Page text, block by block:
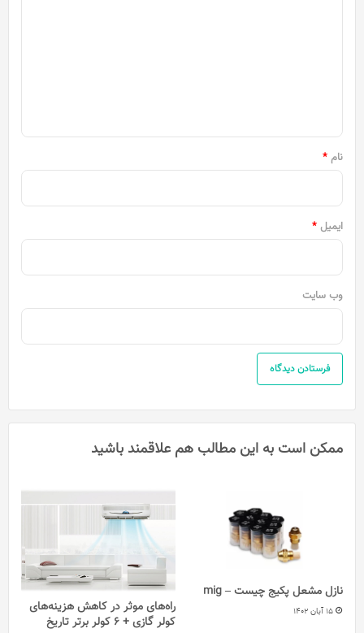
نام *
ایمیل *
وب‌ سایت
ممکن است به این مطالب هم علاقمند باشید
نازل مشعل پکیج چیست – mig
15 آبان 1402
راه‌های موثر در کاهش هزینه‌های
کولر گازی + 6 کولر برتر تاریخ